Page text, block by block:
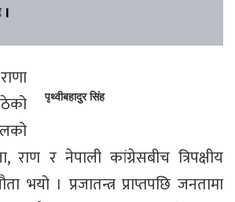
।
पृथ्वीबहादुर सिंह
राण र नेपाली कांग्रेसबीच त्रिपक्षीय
भयो । प्रजातन्त्र प्राप्तपछि जनतामा